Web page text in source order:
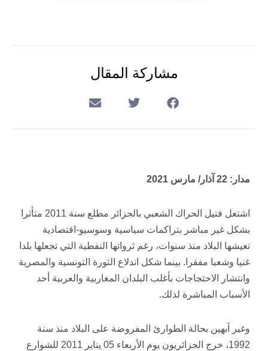
مشاركة المقال
مدار: 22 آذار/ مارس 2021
اشتعل فتيل الحراك الشعبي بالجزائر مطلع سنة 2011 متأثرا
بشكل غير مباشر بتراكمات سياسية وسوسيو-اقتصادية
تعيشها البلاد منذ سنوات، رغم ثرواتها النفطية التي تجعلها بلدا
غنيا وشعبا مفقرا. بينما شكل اندلاع الثورة التونسية والمصرية
وانتشار الاحتجاجات بأغلب البلدان المغاربية والعربية أحد
الأسباب المباشرة لذلك.
وغير آبهين بحالة الطوارئ المفروضة على البلاد منذ سنة
1992، خرج الجزائريون يوم الأربعاء 05 يناير 2011 للشوارع